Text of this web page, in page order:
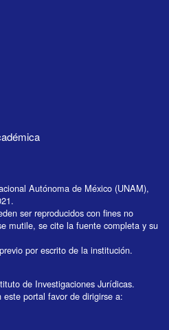
Autónoma de México (UNAM),
ser reproducidos con fines no
mutile, se cite la fuente completa y su
por escrito de la institución.
de Investigaciones Jurídicas.
portal favor de dirigirse a: